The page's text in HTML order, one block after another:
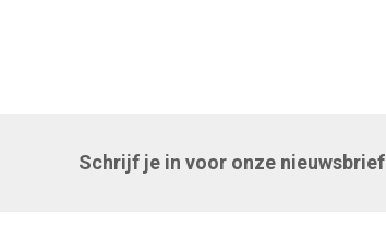
Schrijf je in voor onze nieuwsbrief